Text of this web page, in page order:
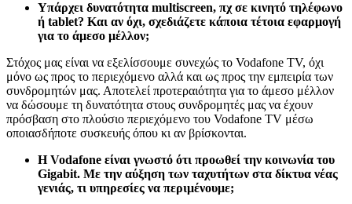
Υπάρχει δυνατότητα multiscreen, πχ σε κινητό τηλέφωνο
ή tablet? Και αν όχι, σχεδιάζετε κάποια τέτοια εφαρμογή
για το άμεσο μέλλον;
Στόχος μας είναι να εξελίσσουμε συνεχώς το Vodafone TV, όχι
μόνο ως προς το περιεχόμενο αλλά και ως προς την εμπειρία των
συνδρομητών μας. Αποτελεί προτεραιότητα για το άμεσο μέλλον
να δώσουμε τη δυνατότητα στους συνδρομητές μας να έχουν
πρόσβαση στο πλούσιο περιεχόμενο του Vodafone TV μέσω
οποιασδήποτε συσκευής όπου κι αν βρίσκονται.
ΗVodafone είναι γνωστό ότι προωθεί την κοινωνία του
Gigabit. Με την αύξηση των ταχυτήτων στα δίκτυα νέας
γενιάς, τι υπηρεσίες να περιμένουμε;